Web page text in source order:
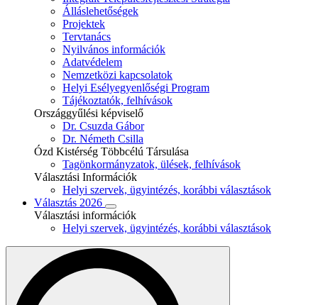
Álláslehetőségek
Projektek
Tervtanács
Nyilvános információk
Adatvédelem
Nemzetközi kapcsolatok
Helyi Esélyegyenlőségi Program
Tájékoztatók, felhívások
Országgyűlési képviselő
Dr. Csuzda Gábor
Dr. Németh Csilla
Ózd Kistérség Többcélú Társulása
Tagönkormányzatok, ülések, felhívások
Választási Információk
Helyi szervek, ügyintézés, korábbi választások
Választás 2026
Választási információk
Helyi szervek, ügyintézés, korábbi választások